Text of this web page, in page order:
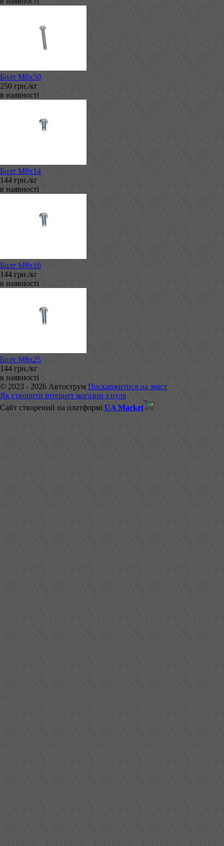
Болт М6х50
250 грн./кг
в наявності
Болт М8х14
144 грн./кг
в наявності
Болт М8х16
144 грн./кг
в наявності
Болт М8х25
144 грн./кг
в наявності
© 2023 - 2026 Автострум Поскаржитися на зміст
Як створити інтернет магазин з нуля
Сайт створений на платформі UA Market